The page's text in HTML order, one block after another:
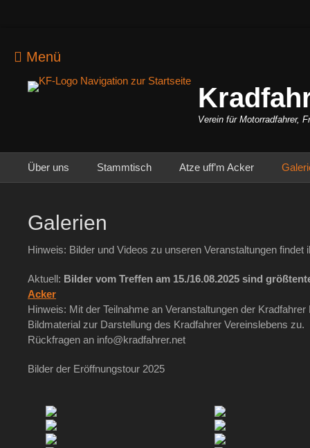
Menü
Verein für Motorradfahrer,
Primäres Menü
Zum
Inhalt
Über uns Stammtisch Atze uff’m Acker
Galerien
Hinweis: Bilder und Videos zu unseren Veranstaltungen findet
Aktuell: Bilder vom Treffen am 15./16.08.2025 sind
Acker
Hinweis: Mit der Teilnahme an Veranstaltungen der
Bildmaterial zur Darstellung des Kradfahrer Vereinslebens zu.
Rückfragen an info@kradfahrer.net
Bilder der Eröffnungstour 2025